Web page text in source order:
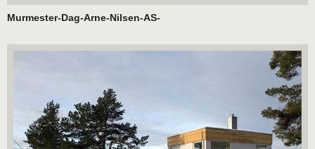
Murmester-Dag-Arne-Nilsen-AS-